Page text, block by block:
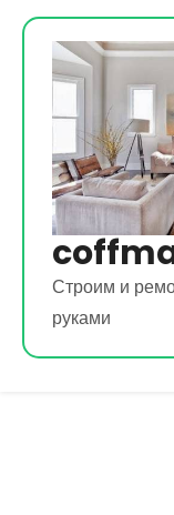
Перейти
содержимому
Строим и
руками